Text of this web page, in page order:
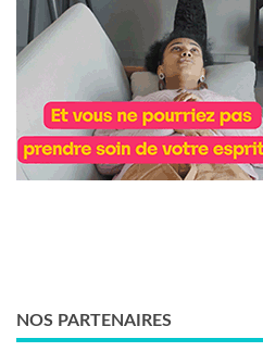
NOS PARTENAIRES